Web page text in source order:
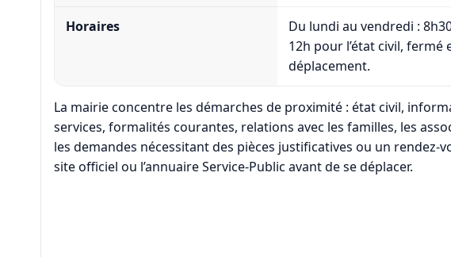
Horaires
Du lundi au vendredi :
12h pour l’état civil,
déplacement.
La mairie concentre les démarches de proximité : état civil,
services, formalités courantes, relations avec les familles, les
les demandes nécessitant des pièces justificatives ou un rendez-
site officiel ou l’annuaire Service-Public avant de se déplacer.